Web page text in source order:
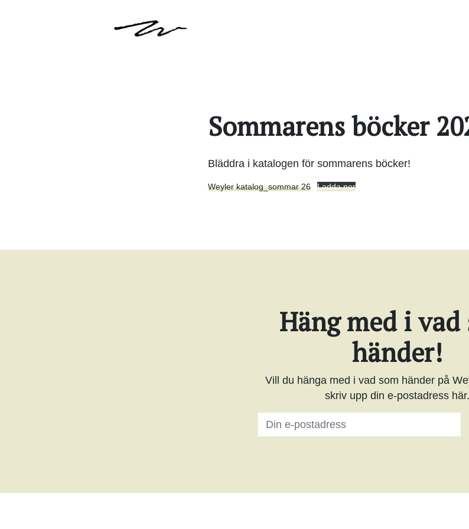
Sommarens böcker
Bläddra i katalogen för sommarens böcker!
Weyler katalog_sommar 26 Ladda ner
Häng med i vad
händer!
Vill du hänga med i vad som händer på
skriv upp din e-postadress här.